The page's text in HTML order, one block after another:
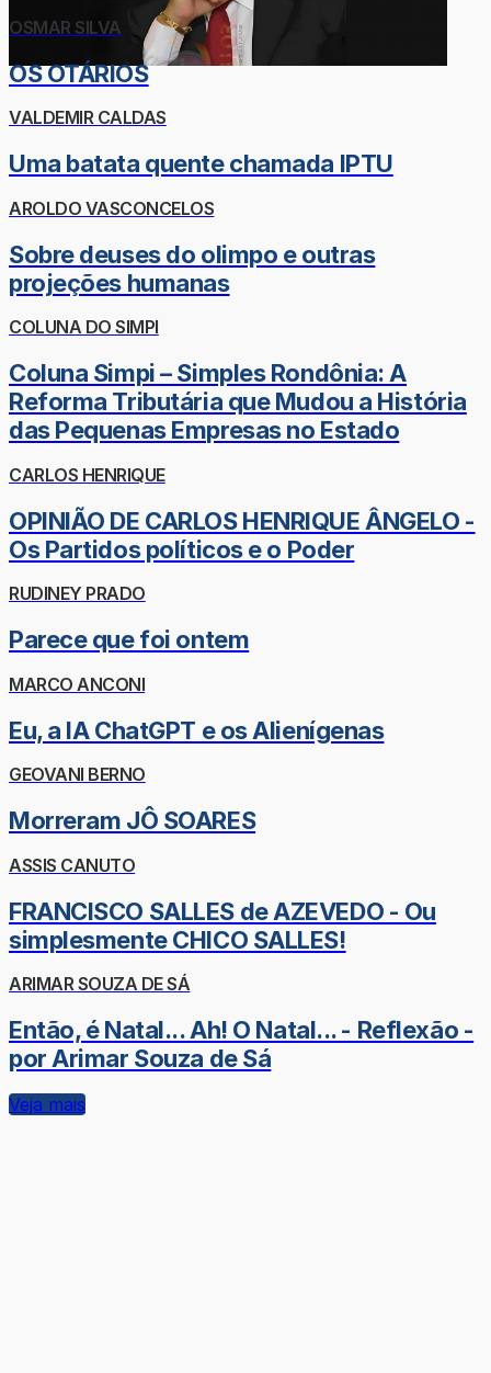
OSMAR SILVA
OS OTÁRIOS
VALDEMIR CALDAS
Uma batata quente chamada IPTU
AROLDO VASCONCELOS
Sobre deuses do olimpo e outras
projeções humanas
COLUNA DO SIMPI
Coluna Simpi – Simples Rondônia: A
Reforma Tributária que Mudou a História
das Pequenas Empresas no Estado
CARLOS HENRIQUE
OPINIÃO DE CARLOS HENRIQUE ÂNGELO -
Os Partidos políticos e o Poder
RUDINEY PRADO
Parece que foi ontem
MARCO ANCONI
Eu, a IA ChatGPT e os Alienígenas
GEOVANI BERNO
Morreram JÔ SOARES
ASSIS CANUTO
FRANCISCO SALLES de AZEVEDO - Ou
simplesmente CHICO SALLES!
ARIMAR SOUZA DE SÁ
Então, é Natal... Ah! O Natal... - Reflexão -
por Arimar Souza de Sá
Veja mais